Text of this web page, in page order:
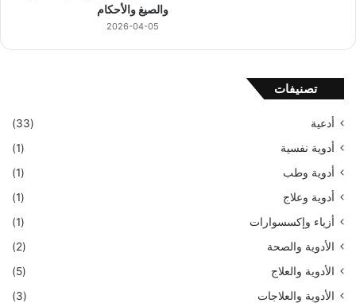
والصيغ والأحكام
2026-04-05
تصنيفات
أدعية
(33)
أدوية نفسية
(1)
أدوية وطب
(1)
أدوية وعلاج
(1)
أزياء وإكسسوارات
(1)
الأدوية والصحة
(2)
الأدوية والعلاج
(5)
الأدوية والعلاجات
(3)